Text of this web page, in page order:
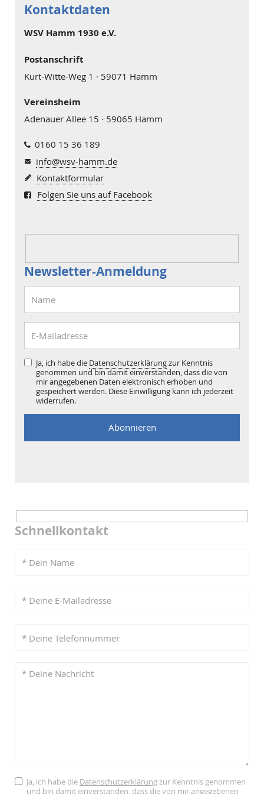
Kontaktdaten
WSV Hamm 1930 e.V.
Postanschrift
Kurt-Witte-Weg 1 · 59071 Hamm
Vereinsheim
Adenauer Allee 15 · 59065 Hamm
0160 15 36 189
info@wsv-hamm.de
Kontaktformular
Folgen Sie uns auf Facebook
Newsletter-Anmeldung
Ja, ich habe die Datenschutzerklärungzur Kenntnis
genommen und bin damit einverstanden, dass die von
mir angegebenen Daten elektronisch erhoben und
gespeichert werden. Diese Einwilligung kann ich jederzeit
widerrufen.
Schnellkontakt
Ja, ich habe die Datenschutzerklärungzur Kenntnis genommen
und bin damit einverstanden, dass die von mir angegebenen